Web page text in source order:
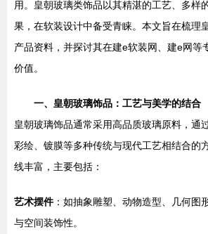
用。皇朝玻璃类饰品以其精湛的工艺、多样
果，在软装设计中备受青睐。本文旨在梳理
产品资料，并探讨其在建e软装网、建e网等
价值。
一、皇朝玻璃饰品：工艺与美学的结合
皇朝玻璃饰品通常采用高品质玻璃原料，通
彩绘、镀膜等多种传统与现代工艺相结合的
线丰富，主要包括：
艺术摆件：如抽象雕塑、动物造型、几何图
与空间装饰性。